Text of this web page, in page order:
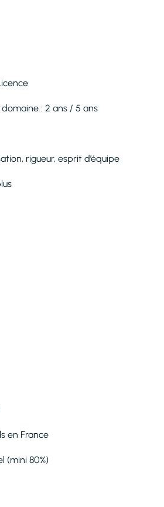
: 2 ans / 5 ans
rigueur, esprit d’équipe
en France
(mini 80%)